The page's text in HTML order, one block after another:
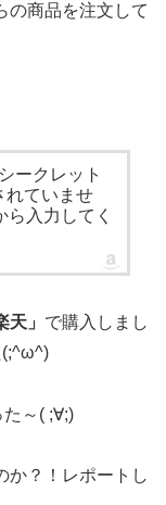
の商品を注文して
ークレット
れていませ
入力してく
天」 で購入しまし
(;^ω^)
～( ;∀;)
か？！レポートし